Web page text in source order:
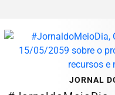
JORNAL